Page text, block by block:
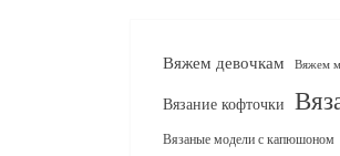
Вяжем девочкам Вяжем
Вязание кофточки
Вязаные модели с капюшоном